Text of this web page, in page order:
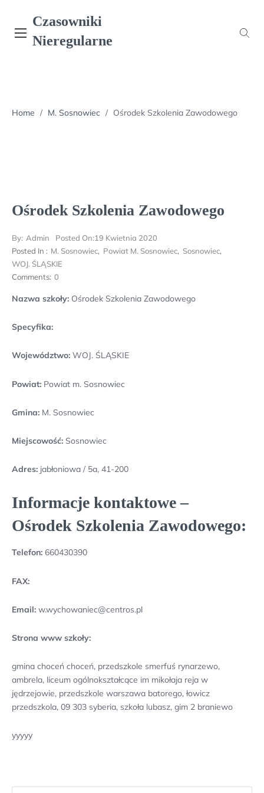
content
Czasowniki
Nieregularne
Home / M. Sosnowiec / Ośrodek Szkolenia Zawodowego
Ośrodek Szkolenia Zawodowego
By: Admin Posted On:19 Kwietnia 2020
Posted In : M. Sosnowiec, Powiat M. Sosnowiec, Sosnowiec,
WOJ. ŚLĄSKIE
Comments: 0
Nazwa szkoły: Ośrodek Szkolenia Zawodowego
Specyfika:
Województwo: WOJ. ŚLĄSKIE
Powiat: Powiat m. Sosnowiec
Gmina: M. Sosnowiec
Miejscowość: Sosnowiec
Adres: jabłoniowa / 5a, 41-200
Informacje kontaktowe –
Ośrodek Szkolenia Zawodowego:
Telefon: 660430390
FAX:
Email: w.wychowaniec@centros.pl
Strona www szkoły:
gmina choceń choceń, przedszkole smerfuś rynarzewo,
ambrela, liceum ogólnokształcące im mikołaja reja w
jędrzejowie, przedszkole warszawa batorego, łowicz
przedszkola, 09 303 syberia, szkoła lubasz, gim 2 braniewo
yyyyy